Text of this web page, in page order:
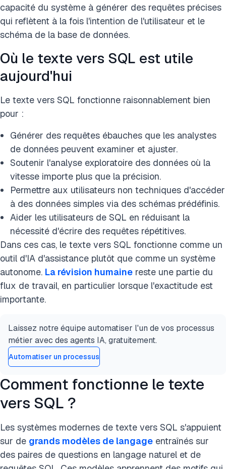
capacité du système à générer des requêtes précises
qui reflètent à la fois l'intention de l'utilisateur et le
schéma de la base de données.
Où le texte vers SQL est utile
aujourd'hui
Le texte vers SQL fonctionne raisonnablement bien
pour :
Générer des requêtes ébauches que les analystes
de données peuvent examiner et ajuster.
Soutenir l'analyse exploratoire des données où la
vitesse importe plus que la précision.
Permettre aux utilisateurs non techniques d'accéder
à des données simples via des schémas prédéfinis.
Aider les utilisateurs de SQL en réduisant la
nécessité d'écrire des requêtes répétitives.
Dans ces cas, le texte vers SQL fonctionne comme un
outil d'IA d'assistance plutôt que comme un système
autonome. La révision humaine reste une partie du
flux de travail, en particulier lorsque l'exactitude est
importante.
Laissez notre équipe automatiser l'un de vos processus
métier avec des agents IA, gratuitement.
Automatiser un processus
Comment fonctionne le texte
vers SQL ?
Les systèmes modernes de texte vers SQL s'appuient
sur de grands modèles de langage entraînés sur
des paires de questions en langage naturel et de